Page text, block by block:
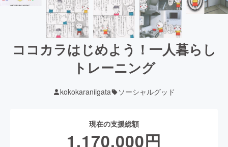
ココカラはじめよう！一人暮らし
トレーニング
kokokaraniigata ソーシャルグッド
現在の支援総額
1,170,000円